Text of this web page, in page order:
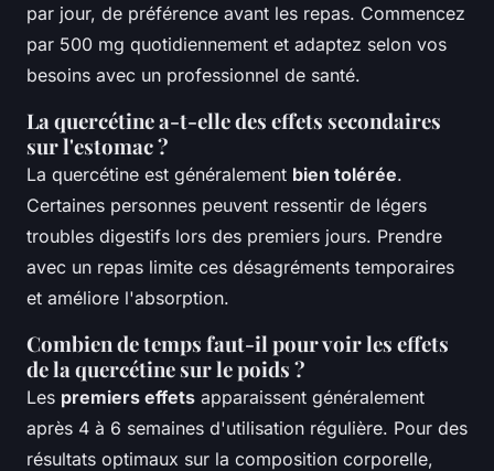
par jour, de préférence avant les repas. Commencez
par 500 mg quotidiennement et adaptez selon vos
besoins avec un professionnel de santé.
La quercétine a-t-elle des effets secondaires
sur l'estomac ?
La quercétine est généralement bien tolérée.
Certaines personnes peuvent ressentir de légers
troubles digestifs lors des premiers jours. Prendre
avec un repas limite ces désagréments temporaires
et améliore l'absorption.
Combien de temps faut-il pour voir les effets
de la quercétine sur le poids ?
Les premiers effets apparaissent généralement
après 4 à 6 semaines d'utilisation régulière. Pour des
résultats optimaux sur la composition corporelle,